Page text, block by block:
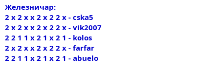
Железничар:
2 x 2 x x 2 x 2 2 x - cska5
2 x 2 x x 2 x 2 2 x - vik2007
2 2 1 1 x 2 1 x 2 1 - kolos
2 x 2 x x 2 x 2 2 x - farfar
2 2 1 1 x 2 1 x 2 1 - abuelo